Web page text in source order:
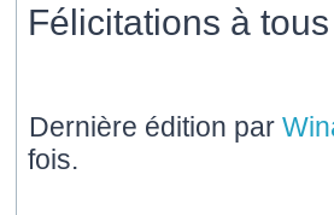
Félicitations à
Dernière édition par
fois.